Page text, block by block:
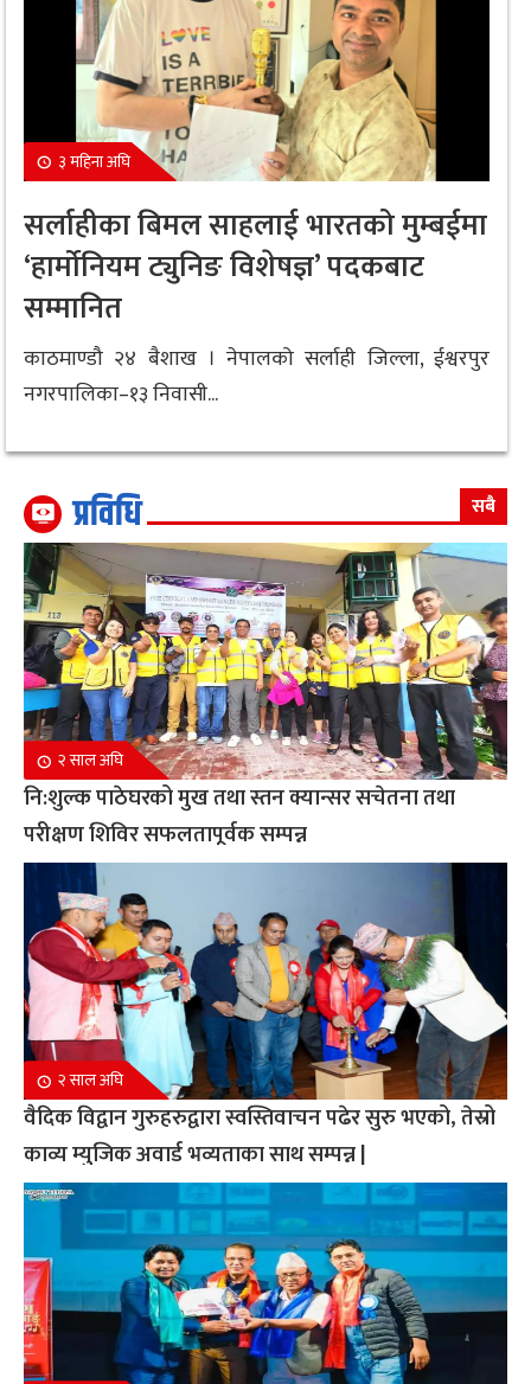
३ महिना अघि
सर्लाहीका बिमल साहलाई भारतको मुम्बईमा
‘हार्मोनियम ट्युनिङ विशेषज्ञ’ पदकबाट
सम्मानित
काठमाण्डौ २४ बैशाख । नेपालको सर्लाही जिल्ला, ईश्वरपुर
नगरपालिका–१३ निवासी...
प्रविधि सबै
२ साल अघि
नि:शुल्क पाठेघरको मुख तथा स्तन क्यान्सर सचेतना तथा
परीक्षण शिविर सफलतापूर्वक सम्पन्न
२ साल अघि
वैदिक विद्वान गुरुहरुद्वारा स्वस्तिवाचन पढेर सुरु भएको, तेस्रो
काव्य म्युजिक अवार्ड भव्यताका साथ सम्पन्न |